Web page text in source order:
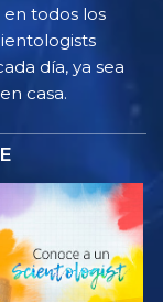
todos los
día, ya sea
casa.